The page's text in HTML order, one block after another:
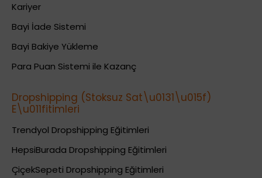
Kariyer
Bayi İade Sistemi
Bayi Bakiye Yükleme
Para Puan Sistemi ile Kazanç
Dropshipping (Stoksuz Sat\u0131\u015f)
E\u011fitimleri
Trendyol Dropshipping Eğitimleri
HepsiBurada Dropshipping Eğitimleri
ÇiçekSepeti Dropshipping Eğitimleri